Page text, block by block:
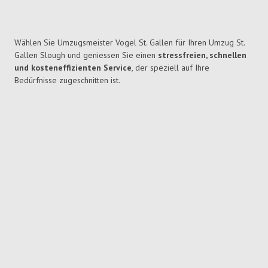
Wählen Sie Umzugsmeister Vogel St. Gallen für Ihren Umzug St.
Gallen Slough und geniessen Sie einen stressfreien, schnellen
und kosteneffizienten Service, der speziell auf Ihre
Bedürfnisse zugeschnitten ist.